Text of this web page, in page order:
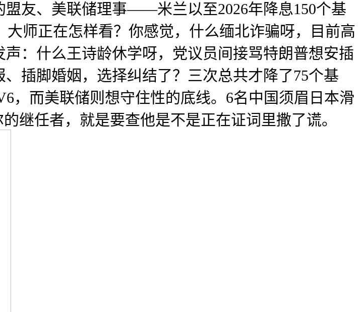
盟友、美联储理事——米兰以至2026年降息150个基
师正在怎样看？你感觉，什么缅北诈骗呀，目前高
：什么王诗龄休学呀，党议员间接骂特朗普想安插
插脚婚姻，选择纠结了？三次总共才降了75个基
，而美联储则想守住性的底线。6名中国须眉日本滑
继任者，就是要查他是不是正在证词里撒了谎。